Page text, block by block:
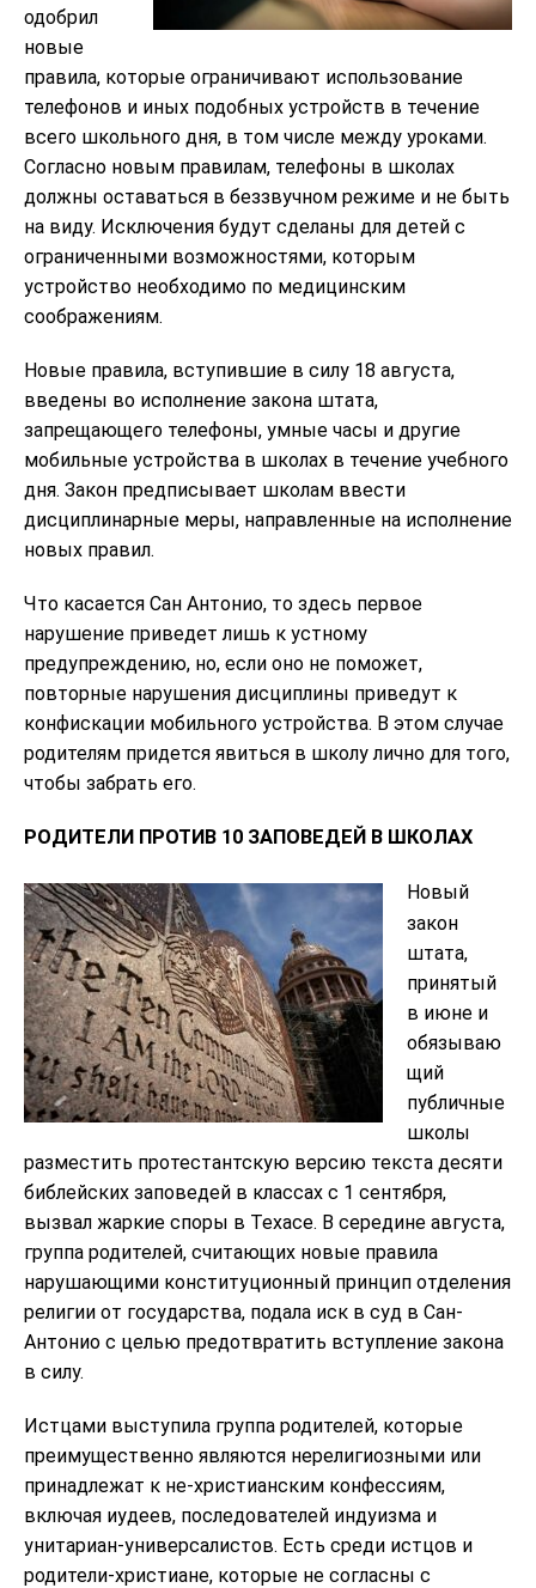
одобрил
новые
правила, которые ограничивают использование
телефонов и иных подобных устройств в течение
всего школьного дня, в том числе между уроками.
Согласно новым правилам, телефоны в школах
должны оставаться в беззвучном режиме и не быть
на виду. Исключения будут сделаны для детей с
ограниченными возможностями, которым
устройство необходимо по медицинским
соображениям.
Новые правила, вступившие в силу 18 августа,
введены во исполнение закона штата,
запрещающего телефоны, умные часы и другие
мобильные устройства в школах в течение учебного
дня. Закон предписывает школам ввести
дисциплинарные меры, направленные на исполнение
новых правил.
Что касается Сан Антонио, то здесь первое
нарушение приведет лишь к устному
предупреждению, но, если оно не поможет,
повторные нарушения дисциплины приведут к
конфискации мобильного устройства. В этом случае
родителям придется явиться в школу лично для того,
чтобы забрать его.
РОДИТЕЛИ ПРОТИВ 10 ЗАПОВЕДЕЙ В ШКОЛАХ
Новый
закон
штата,
принятый
в июне и
обязываю
щий
публичные
школы
разместить протестантскую версию текста десяти
библейских заповедей в классах с 1 сентября,
вызвал жаркие споры в Техасе. В середине августа,
группа родителей, считающих новые правила
нарушающими конституционный принцип отделения
религии от государства, подала иск в суд в Сан-
Антонио с целью предотвратить вступление закона
в силу.
Истцами выступила группа родителей, которые
преимущественно являются нерелигиозными или
принадлежат к не-христианским конфессиям,
включая иудеев, последователей индуизма и
унитариан-универсалистов. Есть среди истцов и
родители-христиане, которые не согласны с